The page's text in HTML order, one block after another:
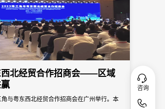
西北经贸合作招商会——区域
与粤东西北经贸合作招商会在广州举行。本
咨询